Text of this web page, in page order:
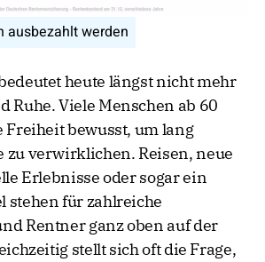
ausbezahlt werden
heute längst nicht mehr
Ruhe. Viele Menschen ab 60
Freiheit bewusst, um lang
zu verwirklichen. Reisen, neue
Erlebnisse oder sogar ein
stehen für zahlreiche
Rentner ganz oben auf der
stellt sich oft die Frage,